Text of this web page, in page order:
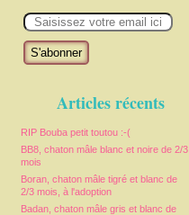
m
Articles récents
RIP Bouba petit toutou :-(
BB8, chaton mâle blanc et noire de 2/3
mois
Boran, chaton mâle tigré et blanc de
2/3 mois, à l'adoption
Badan, chaton mâle gris et blanc de